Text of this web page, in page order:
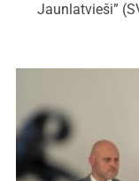
Jaunlatvieši”